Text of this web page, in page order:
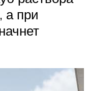
а при